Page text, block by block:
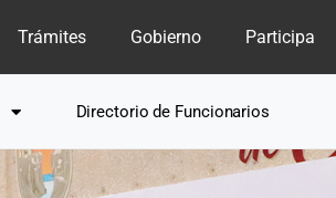
Trámites Gobierno Participa
Directorio de Funcionarios